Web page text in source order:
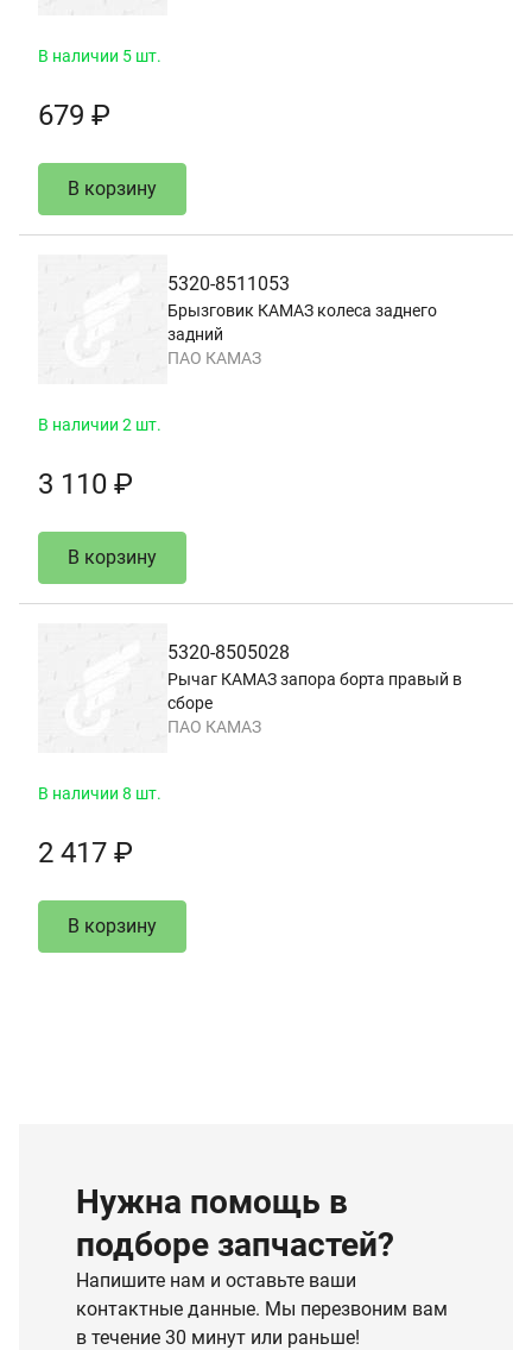
В наличии 5 шт.
679 ₽
В корзину
5320-8511053
Брызговик КАМАЗ колеса заднего
задний
ПАО КАМАЗ
В наличии 2 шт.
3 110 ₽
В корзину
5320-8505028
Рычаг КАМАЗ запора борта правый в
сборе
ПАО КАМАЗ
В наличии 8 шт.
2 417 ₽
В корзину
Нужна помощь в
подборе запчастей?
Напишите нам и оставьте ваши
контактные данные. Мы перезвоним вам
в течение 30 минут или раньше!